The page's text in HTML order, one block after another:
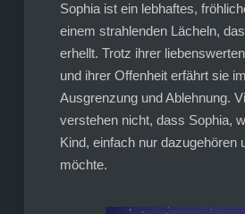
Sophia ist ein lebhaftes,
einem strahlenden Lächeln,
erhellt. Trotz ihrer
und ihrer Offenheit erfährt sie
Ausgrenzung und Ablehnung.
verstehen nicht, dass Sophia,
Kind, einfach nur dazugehören
möchte.